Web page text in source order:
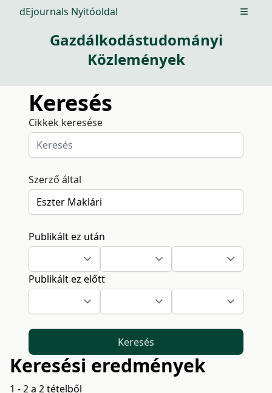
dEjournals Nyitóoldal Open
Gazdálkodástudományi
Közlemények
Keresés
Cikkek keresése
Szerző által
Publikált ez után
Publikált ez előtt
Keresés
Keresési eredmények
1 - 2 a 2 tételből